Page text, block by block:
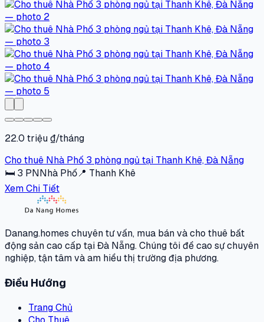
22.0 triệu ₫/tháng
Cho thuê Nhà Phố 3 phòng ngủ tại Thanh Khê, Đà Nẵng
🛏 3 PNNhà Phố📍 Thanh Khê
Xem Chi Tiết
Danang.homes chuyên tư vấn, mua bán và cho thuê bất
động sản cao cấp tại Đà Nẵng. Chúng tôi đề cao sự chuyên
nghiệp, tận tâm và am hiểu thị trường địa phương.
Điều Hướng
Trang Chủ